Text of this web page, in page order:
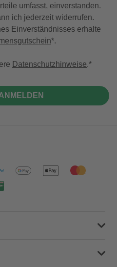
umfasst, einverstanden.
ich jederzeit widerrufen.
Einverständnisses erhalte
*.
Datenschutzhinweise.